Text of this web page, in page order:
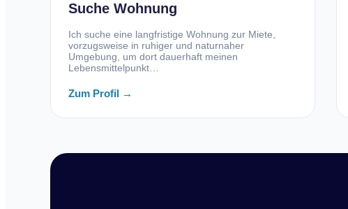
Suche Wohnung
Ich suche eine langfristige Wohnung zur Miete,
vorzugsweise in ruhiger und naturnaher
Umgebung, um dort dauerhaft meinen
Lebensmittelpunkt…
Zum Profil →